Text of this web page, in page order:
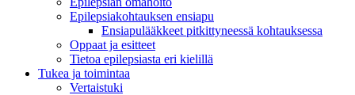
Epilepsiakohtauksen ensiapu
Ensiapulääkkeet pitkittyneessä kohtauksessa
Oppaat ja esitteet
Tietoa epilepsiasta eri kielillä
Tukea ja toimintaa
Vertaistuki